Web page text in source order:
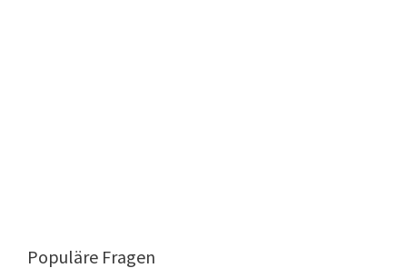
Populäre Fragen